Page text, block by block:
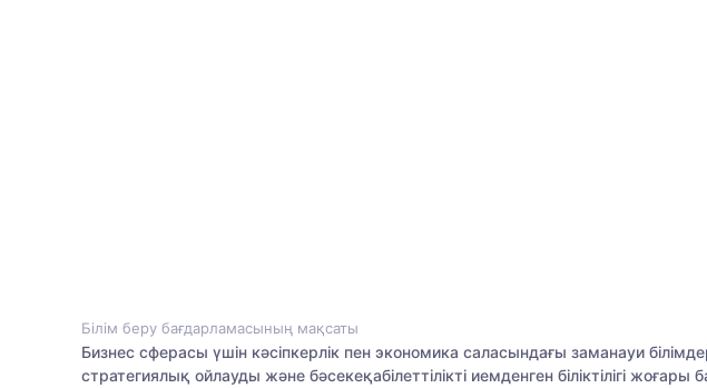
Білім беру бағдарламасының мақсаты
Бизнес сферасы үшін кәсіпкерлік пен экономика саласындағы заманауи
стратегиялық ойлауды және бәсекеқабілеттілікті иемденген біліктілігі